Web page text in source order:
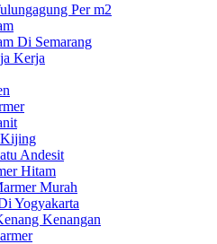
Per m2
Di Semarang
Kerja
Andesit
Hitam
Murah
Yogyakarta
Kenangan